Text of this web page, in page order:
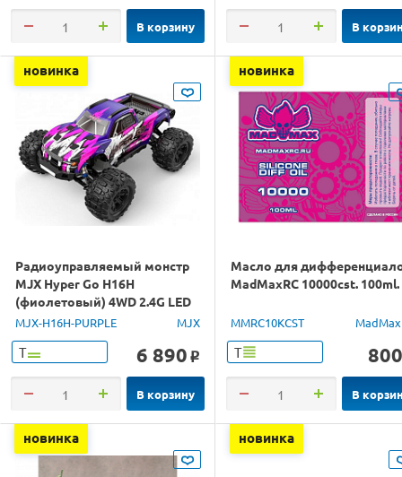
В корзину В
новинка
Радиоуправляемый монстр
MJX Hyper Go H16H
(фиолетовый) 4WD 2.4G LED
GPS 1/16 RTR
MJX-H16H-PURPLE MJX
Т 6 890 o
В корзину
новинка
Масло для
MadMaxRC 10000cst. 100ml.
MMRC10KCST
Т 800
В
новинка новинка